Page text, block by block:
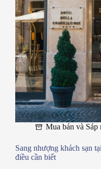
Mua bán và Sáp
Sang nhượng khách sạn
điều cần biết